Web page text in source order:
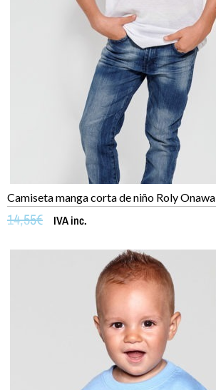
Camiseta manga corta de niño Roly Onawa
14,55€ IVA inc.